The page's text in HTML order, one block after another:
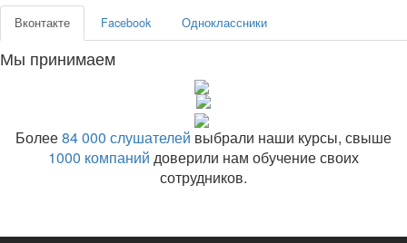
Вконтакте Facebook Одноклассники
Мы принимаем
Более84 000 слушателей выбрали наши курсы, свыше
1000 компаний доверили нам обучение своих
сотрудников.